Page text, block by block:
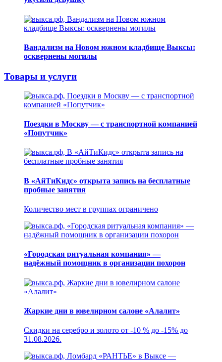
Вандализм на Новом южном кладбище Выксы:
осквернены могилы
Товары и услуги
Поездки в Москву — с транспортной компанией
«Попутчик»
В «АйТиКидс» открыта запись на бесплатные
пробные занятия
Количество мест в группах ограничено
«Городская ритуальная компания» —
надёжный помощник в организации похорон
Жаркие дни в ювелирном салоне «Алалит»
Скидки на серебро и золото от -10 % до -15% до
31.08.2026.